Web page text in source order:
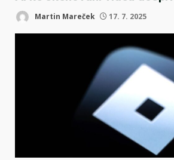
Martin Mareček 17. 7. 2025